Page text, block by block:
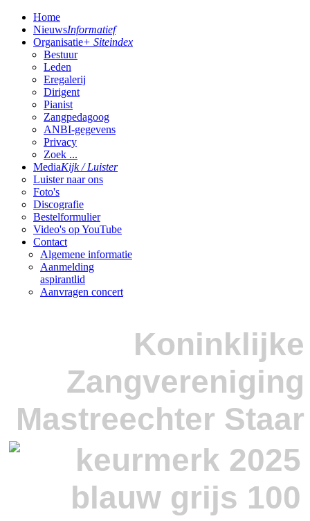
Home
NieuwsInformatief
Organisatie+ Siteindex
Bestuur
Leden
Eregalerij
Dirigent
Pianist
Zangpedagoog
ANBI-gegevens
Privacy
Zoek ...
MediaKijk / Luister
Luister naar ons
Foto's
Discografie
Bestelformulier
Video's op YouTube
Contact
Algemene informatie
Aanmelding
aspirantlid
Aanvragen concert
Koninklijke
Zangvereniging
Mastreechter Staar